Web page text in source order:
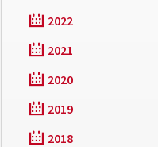
2022
2021
2020
2019
2018